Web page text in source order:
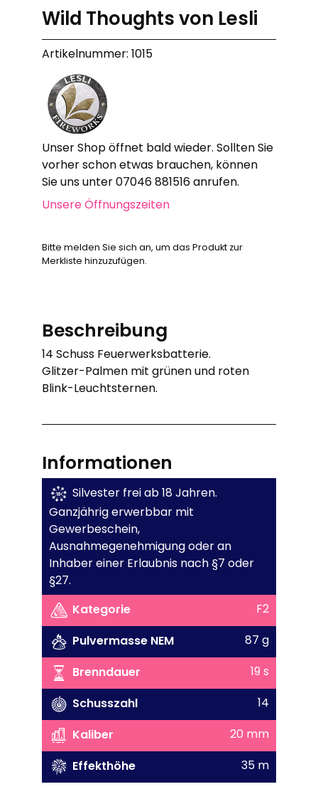
Wild Thoughts von Lesli
Artikelnummer: 1015
Unser Shop öffnet bald wieder. Sollten Sie
vorher schon etwas brauchen, können
Sie uns unter 07046 881516 anrufen.
Unsere Öffnungszeiten
Bitte melden Sie sich an, um das Produkt zur
Merkliste hinzuzufügen.
Beschreibung
14 Schuss Feuerwerksbatterie.
Glitzer-Palmen mit grünen und roten
Blink-Leuchtsternen.
Informationen
Silvester frei ab 18 Jahren.
Ganzjährig erwerbbar mit
Gewerbeschein,
Ausnahmegenehmigung oder an
Inhaber einer Erlaubnis nach §7 oder
§27.
Kategorie
F2
Pulvermasse NEM
87 g
Brenndauer
19 s
Schusszahl
14
Kaliber
20 mm
Effekthöhe
35 m